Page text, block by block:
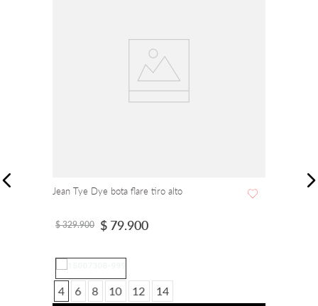
Jean Tye Dye bota flare tiro alto
$ 329.900 $ 79.900
4 6 8 10 12 14